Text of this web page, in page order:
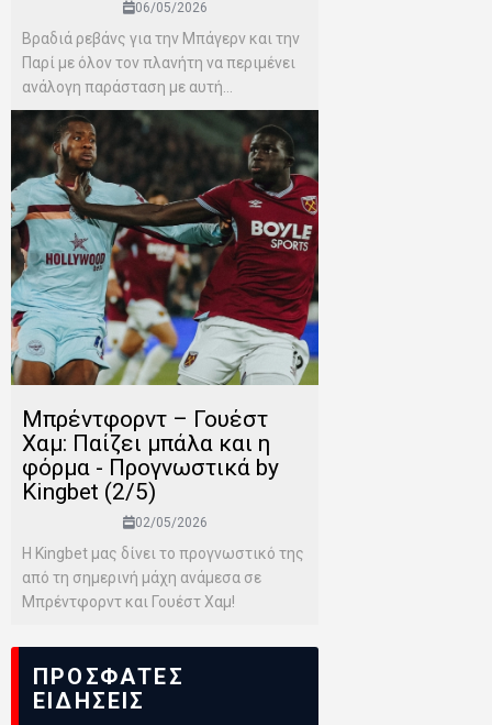
06/05/2026
Βραδιά ρεβάνς για την Μπάγερν και την
Παρί με όλον τον πλανήτη να περιμένει
ανάλογη παράσταση με αυτή...
Μπρέντφορντ – Γουέστ
Χαμ: Παίζει μπάλα και η
φόρμα - Προγνωστικά by
Kingbet (2/5)
02/05/2026
Η Kingbet μας δίνει το προγνωστικό της
από τη σημερινή μάχη ανάμεσα σε
Μπρέντφορντ και Γουέστ Χαμ!
ΠΡΟΣΦΑΤΕΣ
ΕΙΔΗΣΕΙΣ